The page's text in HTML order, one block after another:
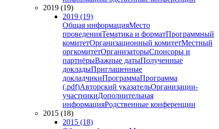
2019 (19)
2019 (19)
Общая информацияМесто
проведенияТематика и форматПрограммный
комитетОрганизационный комитетМестный
оргкомитетОрганизаторыСпонсоры и
партнёрыВажные датыПолученные
докладыПриглашенные
докладчикиПрограммаПрограмма
(.pdf)Авторский указательОрганизации-
участникиДополнительная
информацияРодственные конференции
2015 (18)
2015 (18)